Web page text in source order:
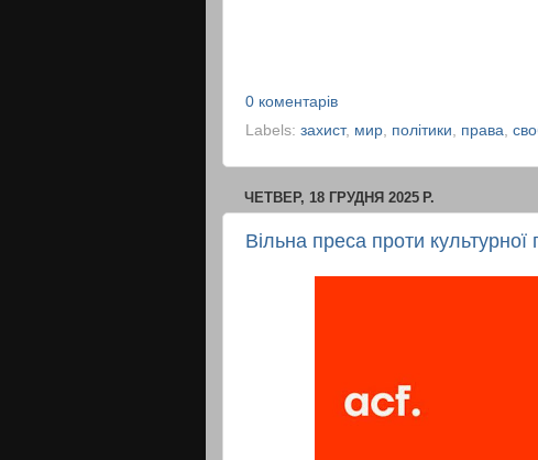
0 коментарів
Labels: захист, мир політики права
ЧЕТВЕР, 18 ГРУДНЯ 2025 Р.
Вільна преса проти культурної